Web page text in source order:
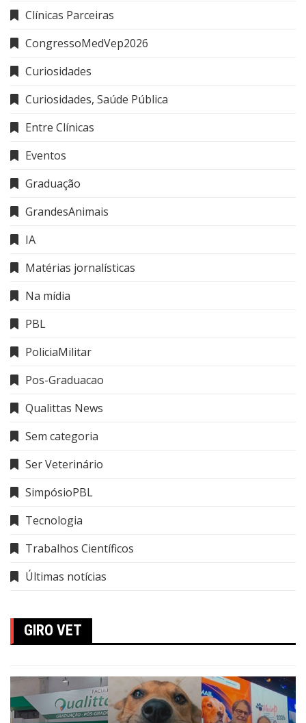
Clínicas Parceiras
CongressoMedVep2026
Curiosidades
Curiosidades, Saúde Pública
Entre Clínicas
Eventos
Graduação
GrandesAnimais
IA
Matérias jornalísticas
Na mídia
PBL
PoliciaMilitar
Pos-Graduacao
Qualittas News
Sem categoria
Ser Veterinário
SimpósioPBL
Tecnologia
Trabalhos Científicos
Últimas notícias
GIRO VET